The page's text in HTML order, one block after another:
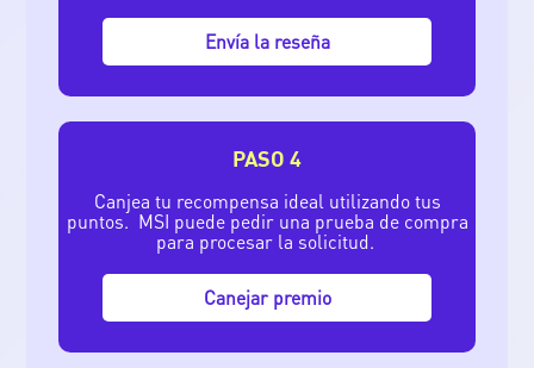
Envía la reseña
PASO 4
Canjea tu recompensa ideal utilizando tus
puntos. MSI puede pedir una prueba de compra
para procesar la solicitud.
Canejar premio